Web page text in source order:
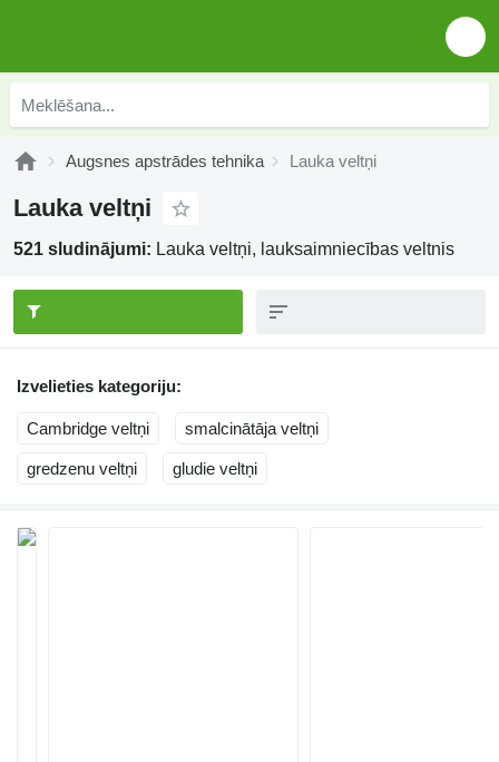
Augsnes apstrādes tehnika Lauka veltņi
Lauka veltņi
521 sludinājumi: Lauka veltņi, lauksaimniecības veltnis
Izvelieties kategoriju:
Cambridge veltņi smalcinātāja veltņi
gredzenu veltņi gludie veltņi